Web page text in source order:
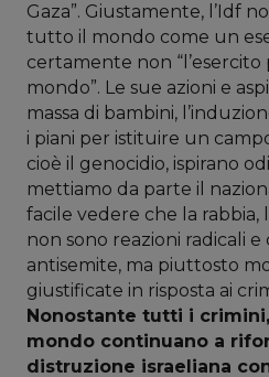
Gaza”. Giustamente, l’Idf
tutto il mondo come un
certamente non “l’esercito
mondo”. Le sue azioni e
massa di bambini,
i piani per istituire un
cioè il genocidio, ispirano
mettiamo da parte il
facile vedere che la rabbia,
non sono reazioni radicali
antisemite, ma piuttosto
giustificate in risposta ai
Nonostante tutti i
mondo continuano a
distruzione israeliana